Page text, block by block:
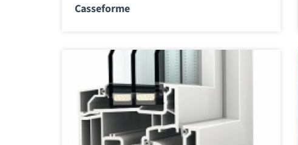
Casseforme